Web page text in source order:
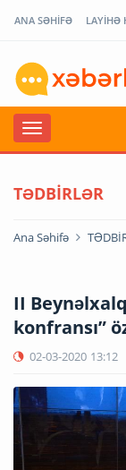
ANA SƏHİFƏ LAYİHƏ
TƏDBİRLƏR
Ana Səhifə
II
konfransı”
02-03-2020 13:12